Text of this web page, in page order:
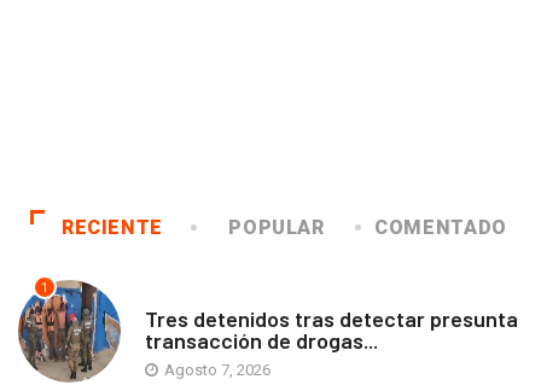
RECIENTE POPULAR COMENTADO
1
Tres detenidos tras detectar presunta
transacción de drogas...
Agosto 7, 2026